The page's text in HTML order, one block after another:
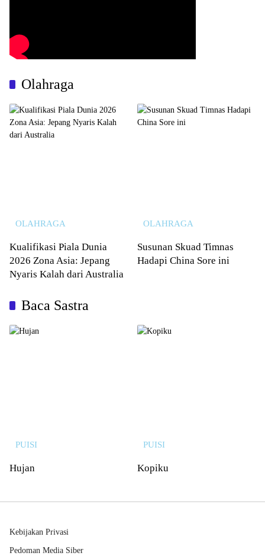
Olahraga
OLAHRAGA
Kualifikasi Piala Dunia
2026 Zona Asia: Jepang
Nyaris Kalah dari Australia
OLAHRAGA
Susunan Skuad Timnas
Hadapi China Sore ini
Baca Sastra
PUISI
Hujan
PUISI
Kopiku
Kebijakan Privasi
Pedoman Media Siber